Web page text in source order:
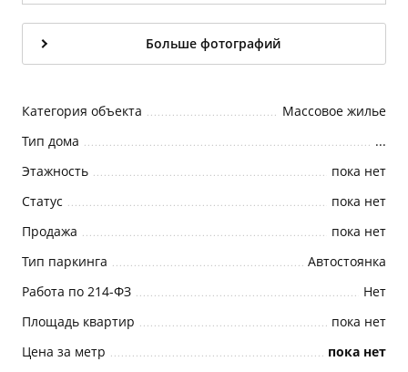
Больше фотографий
Категория объекта
Массовое жилье
Тип дома
...
Этажность
пока нет
Статус
пока нет
Продажа
пока нет
Тип паркинга
Автостоянка
Работа по 214-ФЗ
Нет
Площадь квартир
пока нет
Цена за метр
пока нет